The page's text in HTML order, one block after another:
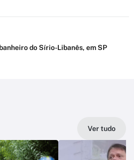
do Sírio-Libanês, em SP
Ver tudo